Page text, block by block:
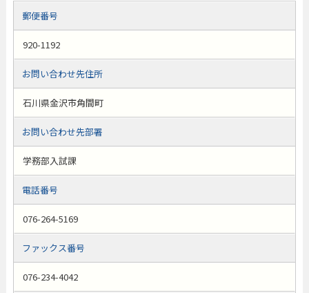
郵便番号
920-1192
お問い合わせ先住所
石川県金沢市角間町
お問い合わせ先部署
学務部入試課
電話番号
076-264-5169
ファックス番号
076-234-4042